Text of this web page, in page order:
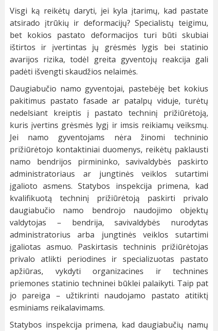
Visgi ką reikėtų daryti, jei kyla įtarimų, kad pastate
atsirado įtrūkių ir deformacijų? Specialistų teigimu,
bet kokios pastato deformacijos turi būti skubiai
ištirtos ir įvertintas jų grėsmės lygis bei statinio
avarijos rizika, todėl greita gyventojų reakcija gali
padėti išvengti skaudžios nelaimės.
Daugiabučio namo gyventojai, pastebėję bet kokius
pakitimus pastato fasade ar patalpų viduje, turėtų
nedelsiant kreiptis į pastato techninį prižiūrėtoją,
kuris įvertins grėsmės lygį ir imsis reikiamų veiksmų.
Jei namo gyventojams nėra žinomi techninio
prižiūrėtojo kontaktiniai duomenys, reikėtų paklausti
namo bendrijos pirmininko, savivaldybės paskirto
administratoriaus ar jungtinės veiklos sutartimi
įgalioto asmens. Statybos inspekcija primena, kad
kvalifikuotą techninį prižiūrėtoją paskirti privalo
daugiabučio namo bendrojo naudojimo objektų
valdytojas – bendrija, savivaldybės nurodytas
administratorius arba jungtinės veiklos sutartimi
įgaliotas asmuo. Paskirtasis techninis prižiūrėtojas
privalo atlikti periodines ir specializuotas pastato
apžiūras, vykdyti organizacines ir technines
priemones statinio techninei būklei palaikyti. Taip pat
jo pareiga – užtikrinti naudojamo pastato atitiktį
esminiams reikalavimams.
Statybos inspekcija primena, kad daugiabučių namų